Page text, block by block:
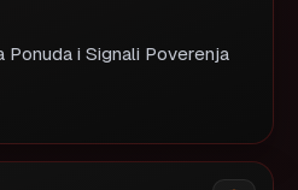
Ponuda i Signali Poverenja